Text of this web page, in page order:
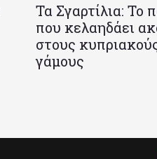
Τα Σγαρτίλια: Το
που κελαηδάει
στους
γάμους